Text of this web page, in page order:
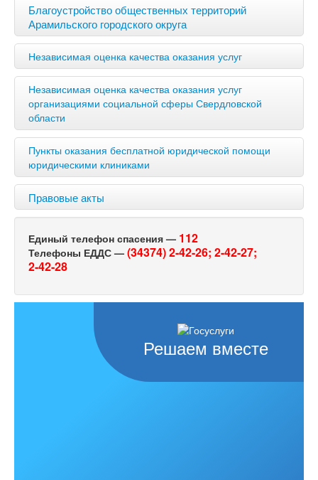
Благоустройство общественных территорий
Арамильского городского округа
Независимая оценка качества оказания услуг
Независимая оценка качества оказания услуг
организациями социальной сферы Свердловской
области
Пункты оказания бесплатной юридической помощи
юридическими клиниками
Правовые акты
Единый телефон спасения — 112
Телефоны ЕДДС — (34374) 2-42-26; 2-42-27;
2-42-28
Решаем вместе